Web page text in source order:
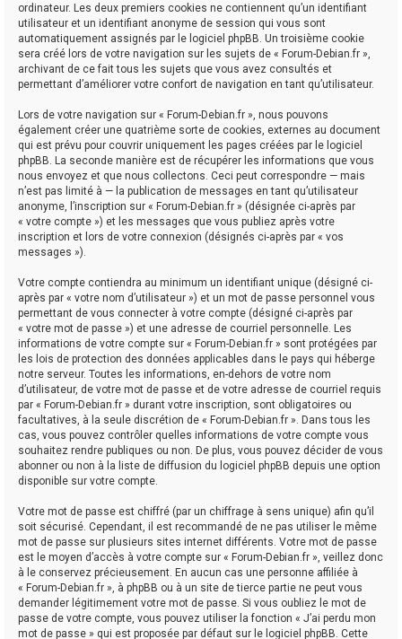
ordinateur. Les deux premiers cookies ne contiennent qu’un identifiant
utilisateur et un identifiant anonyme de session qui vous sont
automatiquement assignés par le logiciel phpBB. Un troisième cookie
sera créé lors de votre navigation sur les sujets de « Forum-Debian.fr »,
archivant de ce fait tous les sujets que vous avez consultés et
permettant d’améliorer votre confort de navigation en tant qu’utilisateur.
Lors de votre navigation sur « Forum-Debian.fr », nous pouvons
également créer une quatrième sorte de cookies, externes au document
qui est prévu pour couvrir uniquement les pages créées par le logiciel
phpBB. La seconde manière est de récupérer les informations que vous
nous envoyez et que nous collectons. Ceci peut correspondre — mais
n’est pas limité à — la publication de messages en tant qu’utilisateur
anonyme, l’inscription sur « Forum-Debian.fr » (désignée ci-après par
« votre compte ») et les messages que vous publiez après votre
inscription et lors de votre connexion (désignés ci-après par « vos
messages »).
Votre compte contiendra au minimum un identifiant unique (désigné ci-
après par « votre nom d’utilisateur ») et un mot de passe personnel vous
permettant de vous connecter à votre compte (désigné ci-après par
« votre mot de passe ») et une adresse de courriel personnelle. Les
informations de votre compte sur « Forum-Debian.fr » sont protégées par
les lois de protection des données applicables dans le pays qui héberge
notre serveur. Toutes les informations, en-dehors de votre nom
d’utilisateur, de votre mot de passe et de votre adresse de courriel requis
par « Forum-Debian.fr » durant votre inscription, sont obligatoires ou
facultatives, à la seule discrétion de « Forum-Debian.fr ». Dans tous les
cas, vous pouvez contrôler quelles informations de votre compte vous
souhaitez rendre publiques ou non. De plus, vous pouvez décider de vous
abonner ou non à la liste de diffusion du logiciel phpBB depuis une option
disponible sur votre compte.
Votre mot de passe est chiffré (par un chiffrage à sens unique) afin qu’il
soit sécurisé. Cependant, il est recommandé de ne pas utiliser le même
mot de passe sur plusieurs sites internet différents. Votre mot de passe
est le moyen d’accès à votre compte sur « Forum-Debian.fr », veillez donc
à le conservez précieusement. En aucun cas une personne affiliée à
« Forum-Debian.fr », à phpBB ou à un site de tierce partie ne peut vous
demander légitimement votre mot de passe. Si vous oubliez le mot de
passe de votre compte, vous pouvez utiliser la fonction « J’ai perdu mon
mot de passe » qui est proposée par défaut sur le logiciel phpBB. Cette